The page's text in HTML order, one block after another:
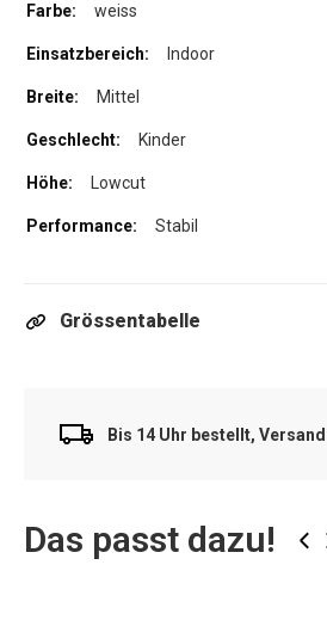
weiss
Indoor
Mittel
Kinder
Lowcut
Stabil
Grössentabelle
Bis 14 Uhr bestellt,
Das passt dazu! ‹